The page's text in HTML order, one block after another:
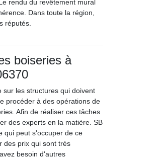
rendu du revêtement mural
Dans toute la région,
réputés.
boiseries à
sur les structures qui doivent
procéder à des opérations de
Afin de réaliser ces tâches
des experts en la matière. SB
qui peut s'occuper de ce
des prix qui sont très
besoin d'autres